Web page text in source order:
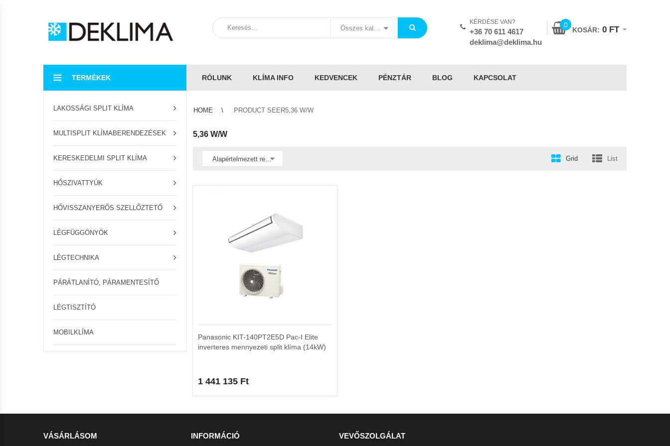
Összes kategória
KÉRDÉSE VAN?
+36 70 611 4617
deklima@deklima.hu
0
KOSÁR: 0 FT
TERMÉKEK
LAKOSSÁGI SPLIT KLÍMA
MULTISPLIT KLÍMABERENDEZÉSEK
KERESKEDELMI SPLIT KLÍMA
HŐSZIVATTYÚK
HŐVISSZANYERŐS SZELLŐZTETŐ
LÉGFÜGGÖNYÖK
LÉGTECHNIKA
PÁRÁTLANÍTÓ, PÁRAMENTESÍTŐ
LÉGTISZTÍTÓ
MOBILKLÍMA
RÓLUNK KLÍMA INFO KEDVENCEK PÉNZTÁR BLOG KAPCSOLAT
HOME PRODUCT SEER5,36 W/W
5,36 W/W
Alapértelmezett rendezés Grid List
Panasonic KIT-140PT2E5D Pac-I Elite
inverteres mennyezeti split klíma (14kW)
1 441 135 Ft
VÁSÁRLÁSOM INFORMÁCIÓ VEVŐSZOLGÁLAT